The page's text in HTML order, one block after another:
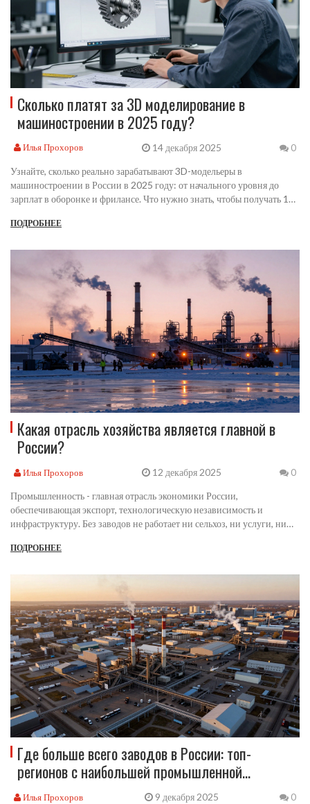
Сколько платят за 3D моделирование в
машиностроении в 2025 году?
Илья Прохоров 14 декабря 2025 0
Узнайте, сколько реально зарабатывают 3D-модельеры в
машиностроении в России в 2025 году: от начального уровня до
зарплат в оборонке и фрилансе. Что нужно знать, чтобы получать 150
ПОДРОБНЕЕ
Какая отрасль хозяйства является главной в
России?
Илья Прохоров 12 декабря 2025 0
Промышленность - главная отрасль экономики России,
обеспечивающая экспорт, технологическую независимость и
инфраструктуру. Без заводов не работает ни сельхоз, ни услуги, ни
ПОДРОБНЕЕ
Где больше всего заводов в России: топ-
регионов с наибольшей промышленной
плотностью
Илья Прохоров 9 декабря 2025 0